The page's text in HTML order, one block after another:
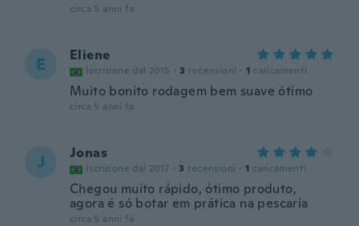
circa 5 anni fa
E Eliene
Iscrizione dal 2015 · 3 recensioni · 1 caricamenti
Muito bonito rodagem bem suave ótimo
circa 5 anni fa
J Jonas
Iscrizione dal 2017 · 3 recensioni · 1 caricamenti
Chegou muito rápido, ótimo produto,
agora é só botar em prática na pescaria
circa 5 anni fa